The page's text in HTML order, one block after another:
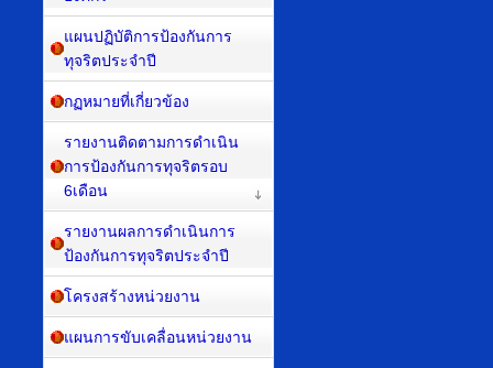
แผนปฏิบัติการป้องกันการ
ทุจริตประจำปี
กฏหมายที่เกี่ยวข้อง
รายงานติดตามการดำเนิน
การป้องกันการทุจริตรอบ
6เดือน
รายงานผลการดำเนินการ
ป้องกันการทุจริตประจำปี
โครงสร้างหน่วยงาน
แผนการขับเคลื่อนหน่วยงาน